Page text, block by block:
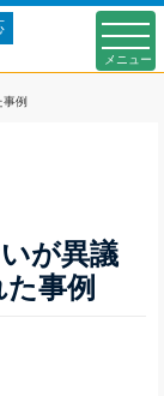
例
が異議
事例